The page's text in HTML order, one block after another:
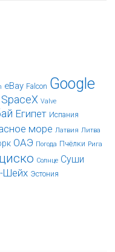
eBay Falcon Google
SpaceX Valve
Египет Испания
море Латвия Литва
ОАЭ Погода Пчёлки Рига
Солнце Суши
Шейх Эстония